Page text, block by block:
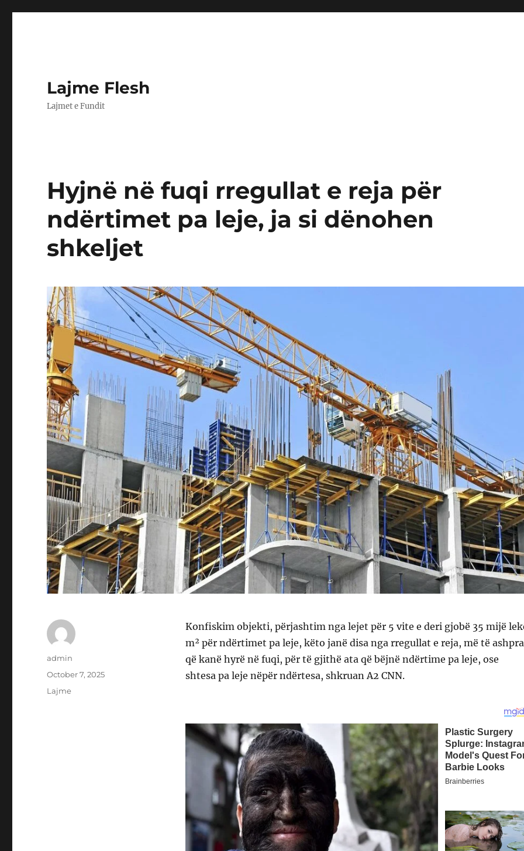
Lajme Flesh
Lajmet e Fundit
Hyjnë në fuqi rregullat e reja për
ndërtimet pa leje, ja si dënohen
shkeljet
Konfiskim objekti, përjashtim nga lejet për 5 vite e deri gjobë 35 mijë
m² për ndërtimet pa leje, këto janë disa nga rregullat e reja, më të
që kanë hyrë në fuqi, për të gjithë ata që bëjnë ndërtime pa leje, ose
shtesa pa leje nëpër ndërtesa, shkruan A2 CNN.
Author
admin
Posted
October 7, 2025
Categories
Lajme